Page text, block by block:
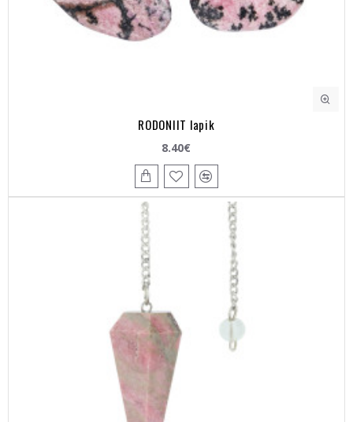
RODONIIT lapik
8.40€